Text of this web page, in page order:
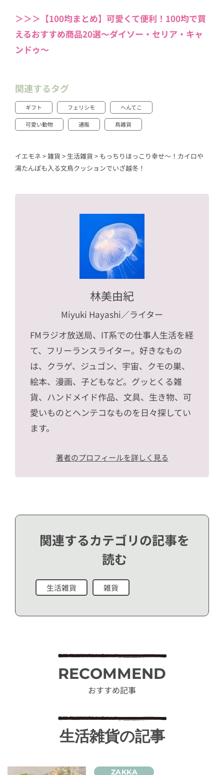
＞＞＞【100均まとめ】可愛くて便利！100均で買
えるおすすめ商品20選〜ダイソー・セリア・キャ
ンドゥ〜
関連するタグ
ギフト フェリシモ へんてこ
可愛い動物 通販 鳥雑貨
イエモネ >雑貨 > 生活雑貨 > もっちりほっこり幸せ～！カイロや
湯たんぽも入る文鳥クッションでいざ越冬！
林美由紀
Miyuki Hayashi／ライター
FMラジオ放送局、IT系での仕事人生活を経
て、フリーランスライター。好きなもの
は、クラゲ、ジュゴン、宇宙、クモの巣、
絵本、漫画、子どもなど。グッとくる雑
貨、ハンドメイド作品、文具、生き物、可
愛いものとヘンテコなものを日々探してい
ます。
著者のプロフィールを詳しく見る
関連するカテゴリの記事を
読む
生活雑貨 雑貨
RECOMMEND
おすすめ記事
生活雑貨の記事